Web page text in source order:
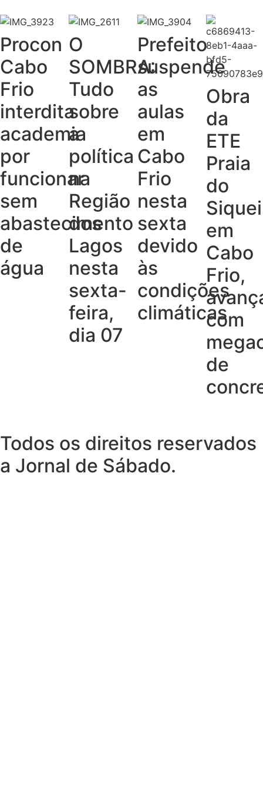
Procon
Cabo
Frio
interdita
academia
por
funcionar
sem
abastecimento
de
água
O
SOMBRA:
Tudo
sobre
a
política
na
Região
dos
Lagos
nesta
sexta-
feira,
dia 07
Prefeito
suspende
as
aulas
em
Cabo
Frio
nesta
sexta
devido
às
condições
climáticas
Obra
da
ETE
Praia
do
em
Cabo
Frio,
com
de
Todos os direitos reservados
a Jornal de Sábado.